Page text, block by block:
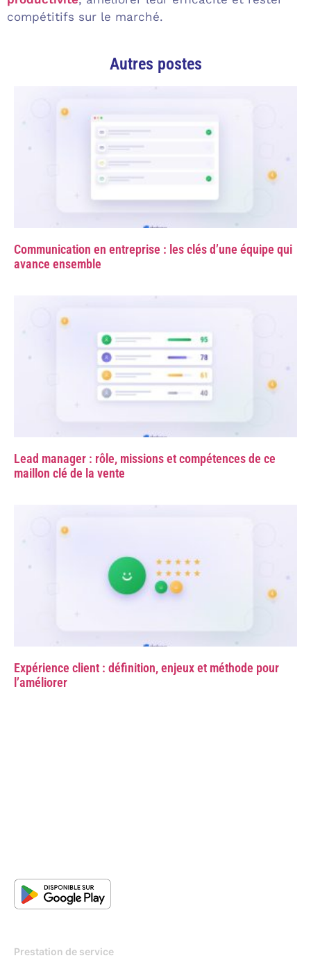
compétitifs sur le marché.
Autres postes
Communication en entreprise : les clés d’une équipe qui
avance ensemble
Lead manager : rôle, missions et compétences de ce
maillon clé de la vente
Expérience client : définition, enjeux et méthode pour
l’améliorer
Prestation de service